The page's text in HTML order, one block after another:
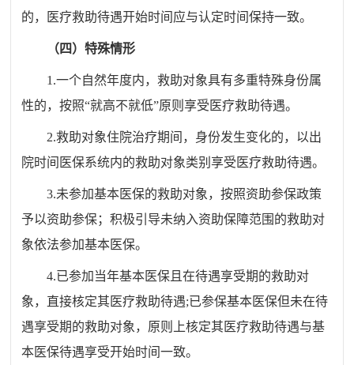
的，医疗救助待遇开始时间应与认定时间保持一致。
（四）特殊情形
1.一个自然年度内，救助对象具有多重特殊身份属
性的，按照“就高不就低”原则享受医疗救助待遇。
2.救助对象住院治疗期间，身份发生变化的，以出
院时间医保系统内的救助对象类别享受医疗救助待遇。
3.未参加基本医保的救助对象，按照资助参保政策
予以资助参保；积极引导未纳入资助保障范围的救助对
象依法参加基本医保。
4.已参加当年基本医保且在待遇享受期的救助对
象，直接核定其医疗救助待遇;已参保基本医保但未在待
遇享受期的救助对象，原则上核定其医疗救助待遇与基
本医保待遇享受开始时间一致。